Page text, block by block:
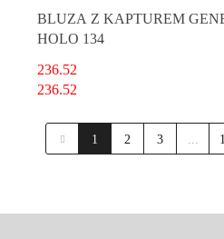
BLUZA Z KAPTUREM
HOLO 134
236.52
236.52
1 2 3